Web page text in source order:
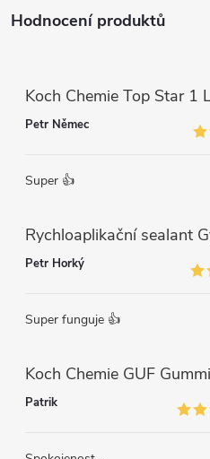
Hodnocení produktů
Petr Němec
Super 👍
Petr Horký
Super funguje 👍
Patrik